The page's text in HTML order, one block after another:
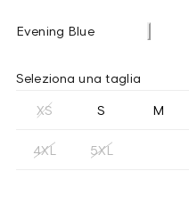
Evening Blue
Seleziona una taglia
XS S M
4XL 5XL